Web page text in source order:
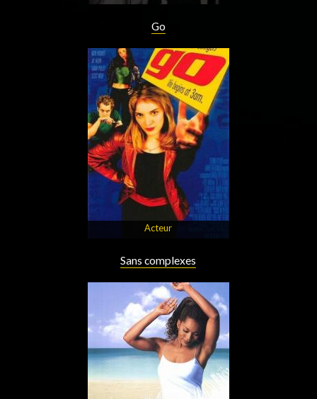
Go
Acteur
Sans complexes